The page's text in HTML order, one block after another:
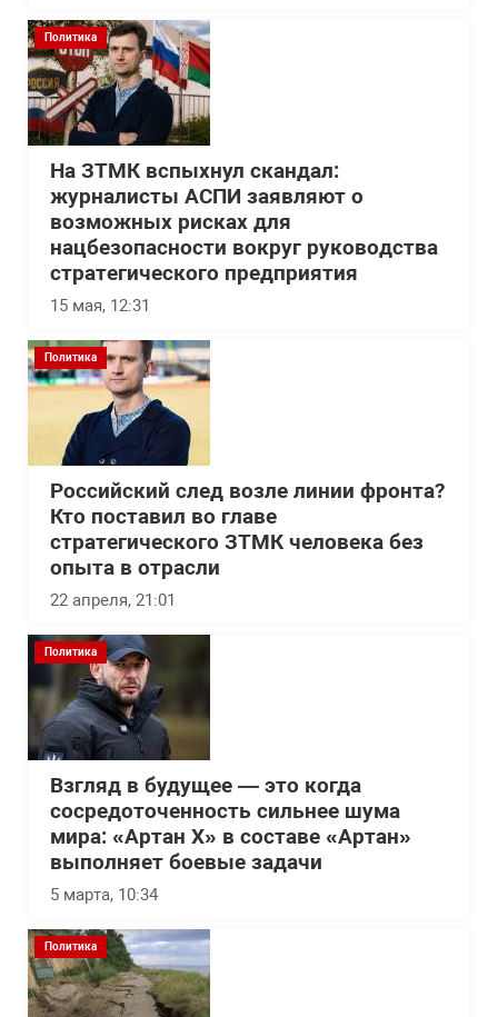
Политика
На ЗТМК вспыхнул скандал:
журналисты АСПИ заявляют о
возможных рисках для
нацбезопасности вокруг руководства
стратегического предприятия
15 мая, 12:31
Политика
Российский след возле линии фронта?
Кто поставил во главе
стратегического ЗТМК человека без
опыта в отрасли
22 апреля, 21:01
Политика
Взгляд в будущее — это когда
сосредоточенность сильнее шума
мира: «Артан Х» в составе «Артан»
выполняет боевые задачи
5 марта, 10:34
Политика